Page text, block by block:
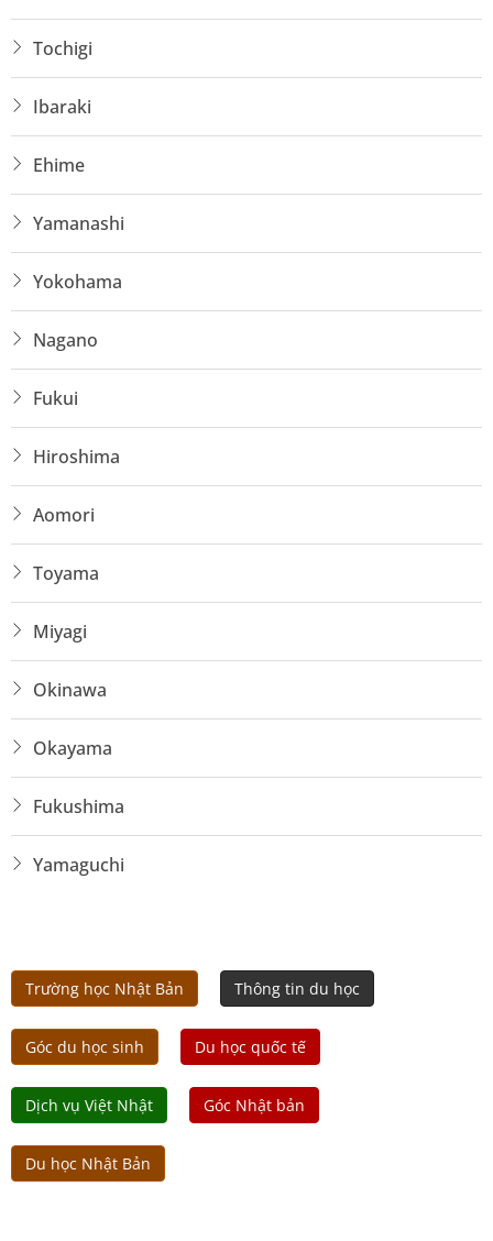
Tochigi
Ibaraki
Ehime
Yamanashi
Yokohama
Nagano
Fukui
Hiroshima
Aomori
Toyama
Miyagi
Okinawa
Okayama
Fukushima
Yamaguchi
Trường học Nhật Bản Thông tin du học
Góc du học sinh Du học quốc tế
Dịch vụ Việt Nhật Góc Nhật bản
Du học Nhật Bản